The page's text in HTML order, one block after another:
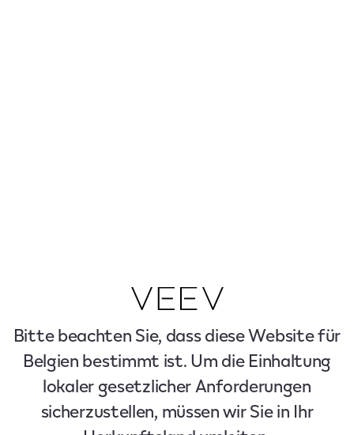
Bitte beachten Sie, dass diese Website für
Belgien bestimmt ist. Um die Einhaltung
lokaler gesetzlicher Anforderungen
sicherzustellen, müssen wir Sie in Ihr